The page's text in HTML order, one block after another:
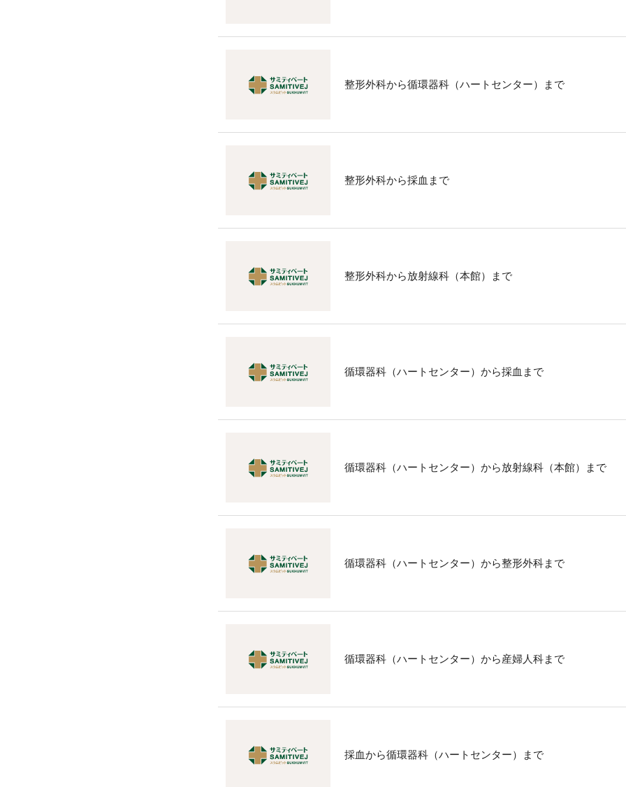
整形外科から循環器科（ハートセンター）まで
整形外科から採血まで
整形外科から放射線科（本館）まで
循環器科（ハートセンター）から採血まで
循環器科（ハートセンター）から放射線科（本館）まで
循環器科（ハートセンター）から整形外科まで
循環器科（ハートセンター）から産婦人科まで
採血から循環器科（ハートセンター）まで